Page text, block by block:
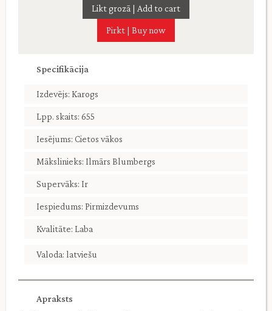
Pirkt | Buy now
Specifikācija
Izdevējs: Karogs
Lpp. skaits: 655
Iesējums: Cietos vākos
Mākslinieks: Ilmārs Blumbergs
Supervāks: Ir
Iespiedums: Pirmizdevums
Kvalitāte: Laba
Valoda: latviešu
Apraksts